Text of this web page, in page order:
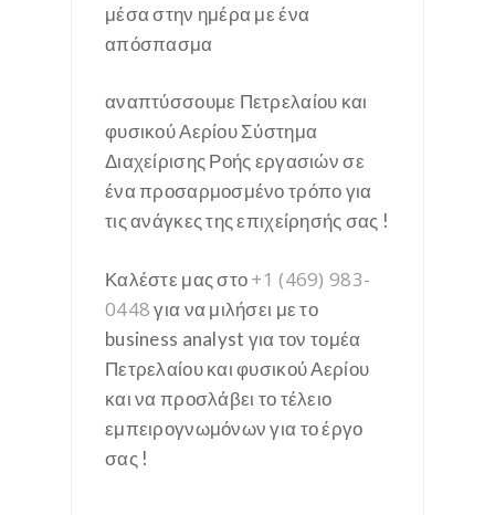
μέσα στην ημέρα με ένα
απόσπασμα
αναπτύσσουμε Πετρελαίου και
φυσικού Αερίου Σύστημα
Διαχείρισης Ροής εργασιών σε
ένα προσαρμοσμένο τρόπο για
τις ανάγκες της επιχείρησής σας !
Καλέστε μας στο+1 (469) 983-
0448για να μιλήσει με το
business analyst για τον τομέα
Πετρελαίου και φυσικού Αερίου
και να προσλάβει το τέλειο
εμπειρογνωμόνων για το έργο
σας !